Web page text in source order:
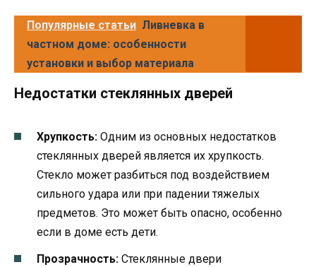
Популярные статьи Ливневка в
частном доме: особенности
установки и выбор материала
Недостатки стеклянных дверей
Хрупкость: Одним из основных недостатков
стеклянных дверей является их хрупкость.
Стекло может разбиться под воздействием
сильного удара или при падении тяжелых
предметов. Это может быть опасно, особенно
если в доме есть дети.
Прозрачность: Стеклянные двери